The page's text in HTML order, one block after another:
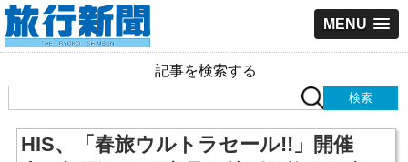
MENU
記事を検索する
HIS、「春旅ウルトラセール!!」開催